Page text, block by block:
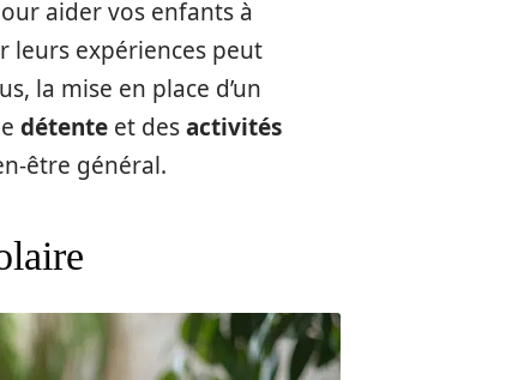
aider vos enfants à
leurs expériences peut
la mise en place d’un
détente et desactivités
être général.